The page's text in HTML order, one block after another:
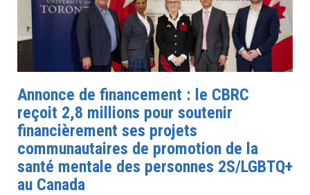
Annonce de financement : le CBRC
reçoit 2,8 millions pour soutenir
financièrement ses projets
communautaires de promotion de la
santé mentale des personnes 2S/LGBTQ+
au Canada